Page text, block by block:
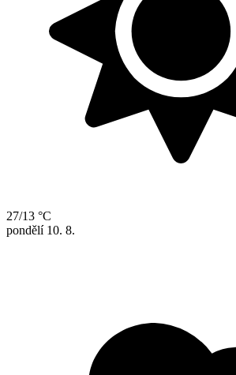
27/13 °C
pondělí 10. 8.